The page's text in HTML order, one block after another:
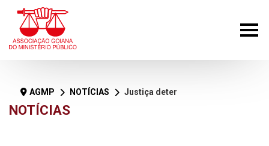
NOTÍCIAS
AGMP NOTÍCIAS Justiça determina exclusão de postagem irregular com imagem de membro do MP em rede social de advogado